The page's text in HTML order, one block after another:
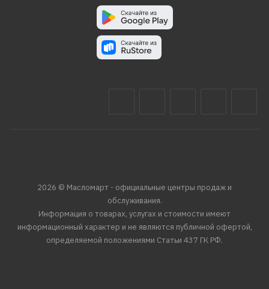
2026 © Масломарт - официальные центры продаж и
обслуживания.
Информация о товарах, услугах и стоимости имеют
информационный характер и не являются публичной офертой,
определяемой положениями Статьи 437 ГК РФ.